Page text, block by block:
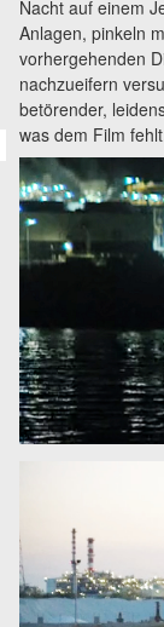
Nacht auf einem
Anlagen, pinkeln
vorhergehenden
nachzueifern
betörender,
was dem Film